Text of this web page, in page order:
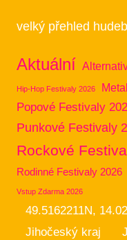
velký přehled
Aktuální
Hip-Hop Festivaly 2026
Popové Festivaly
Punkové Festivaly
Rockové
Rodinné Festivaly 2026
Vstup Zdarma 2026
49.5162211N,
Jihočeský kraj